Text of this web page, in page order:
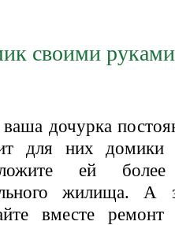
своими руками
дочурка
для них домики
ей
жилища. А
вместе